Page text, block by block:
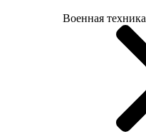
Военная техника